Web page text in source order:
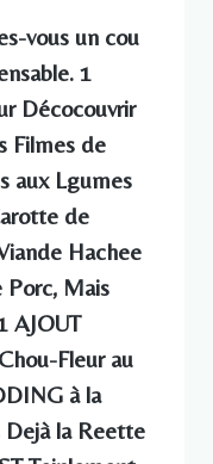
vous un cou
1
Décocouvrir
Filmes de
aux Lgumes
de
Hachee
Porc, Mais
AJOUT
Fleur au
à la
Dejà la Reette